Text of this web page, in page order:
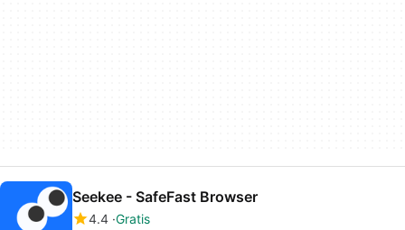
Seekee - SafeFast Browser
4.4 Gratis